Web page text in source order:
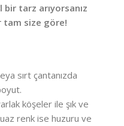
bir tarz arıyorsanız
tam size göre!
sırt çantanızda
köşeler ile şık ve
renk ise huzuru ve